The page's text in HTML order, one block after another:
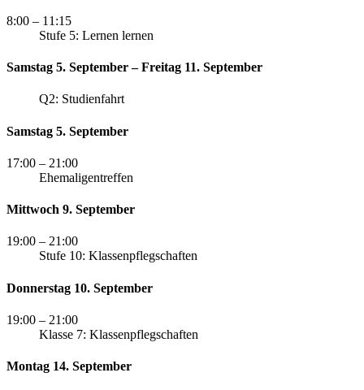
8:00 – 11:15
Stufe 5: Lernen lernen
Samstag 5. September – Freitag 11. September
Q2: Studienfahrt
Samstag 5. September
17:00 – 21:00
Ehemaligentreffen
Mittwoch 9. September
19:00 – 21:00
Stufe 10: Klassenpflegschaften
Donnerstag 10. September
19:00 – 21:00
Klasse 7: Klassenpflegschaften
Montag 14. September